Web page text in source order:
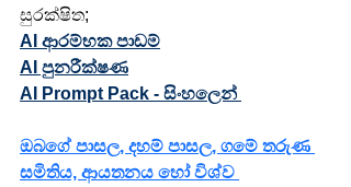
සුරක්ෂිත;
AI ආරම්භක පාඩම්
AI පුනරීක්ෂණ
AI Prompt Pack - සිංහලෙන්
ඔබගේ පාසල, දහම් පාසල, ගමේ තරුණ
සමිතිය, ආයතනය හෝ විශ්ව